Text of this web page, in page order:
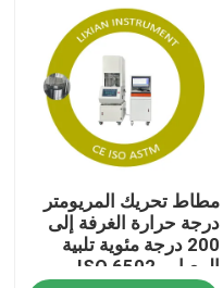
مطاط تحريك المريومتر
درجة حرارة الغرفة إلى
200 درجة مئوية تلبية
المعيار ، ISO 6502